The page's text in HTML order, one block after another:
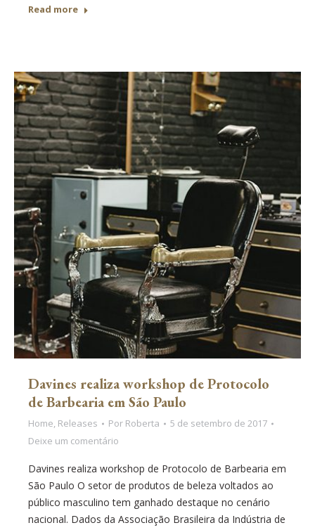
Read more
Davines realiza workshop de Protocolo
de Barbearia em São Paulo
Home, Releases Por Roberta
5 de setembro de 2017
Deixe um comentário
Davines realiza workshop de Protocolo de Barbearia em
São Paulo O setor de produtos de beleza voltados ao
público masculino tem ganhado destaque no cenário
nacional. Dados da Associação Brasileira da Indústria de